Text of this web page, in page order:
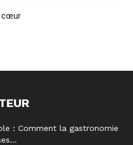
cœur
: Comment la gastronomie